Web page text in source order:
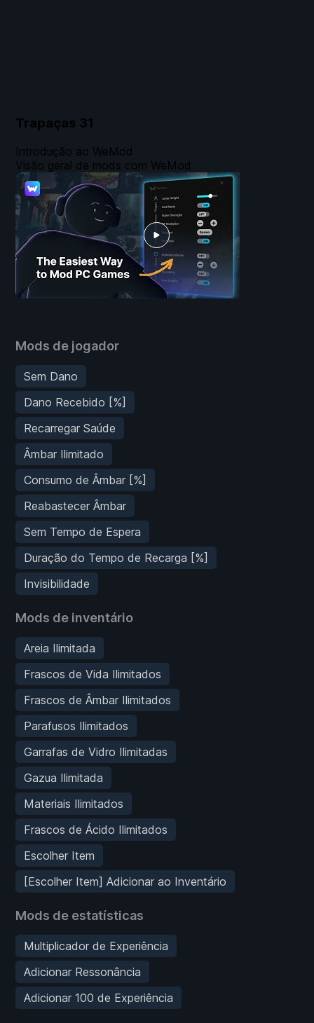
Trapaças 31
Mods de jogador
Sem Dano
Dano Recebido [%]
Recarregar Saúde
Âmbar Ilimitado
Consumo de Âmbar [%]
Reabastecer Âmbar
Sem Tempo de Espera
Duração do Tempo de Recarga [%]
Invisibilidade
Mods de inventário
Areia Ilimitada
Frascos de Vida Ilimitados
Frascos de Âmbar Ilimitados
Parafusos Ilimitados
Garrafas de Vidro Ilimitadas
Gazua Ilimitada
Materiais Ilimitados
Frascos de Ácido Ilimitados
Escolher Item
[Escolher Item] Adicionar ao Inventário
Mods de estatísticas
Multiplicador de Experiência
Adicionar Ressonância
Adicionar 100 de Experiência
Introdução ao WeMod
Visão geral de mods com WeMod